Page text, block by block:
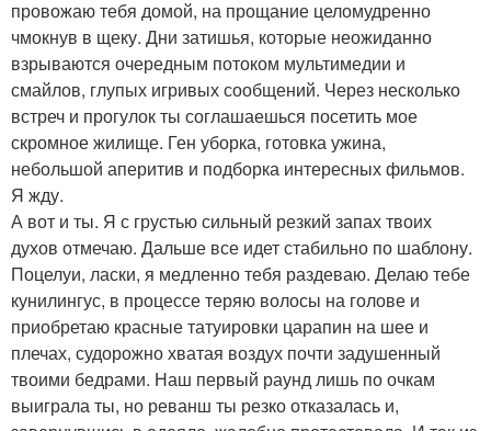
провожаю тебя домой, на прощание целомудренно
чмокнув в щеку. Дни затишья, которые неожиданно
взрываются очередным потоком мультимедии и
смайлов, глупых игривых сообщений. Через несколько
встреч и прогулок ты соглашаешься посетить мое
скромное жилище. Ген уборка, готовка ужина,
небольшой аперитив и подборка интересных фильмов.
Я жду.
А вот и ты. Я с грустью сильный резкий запах твоих
духов отмечаю. Дальше все идет стабильно по шаблону.
Поцелуи, ласки, я медленно тебя раздеваю. Делаю тебе
кунилингус, в процессе теряю волосы на голове и
приобретаю красные татуировки царапин на шее и
плечах, судорожно хватая воздух почти задушенный
твоими бедрами. Наш первый раунд лишь по очкам
выиграла ты, но реванш ты резко отказалась и,